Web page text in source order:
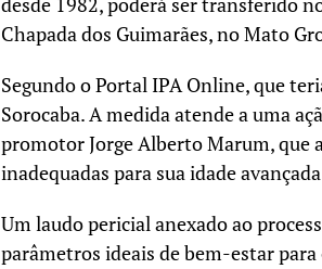
desde 1982, poderá ser transferido
Chapada dos Guimarães, no Mato
Segundo o Portal IPA Online, que
Sorocaba. A medida atende a uma
promotor Jorge Alberto Marum, que
inadequadas para sua idade
Um laudo pericial anexado ao
parâmetros ideais de bem-estar